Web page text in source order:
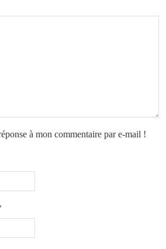
à mon commentaire par e-mail !